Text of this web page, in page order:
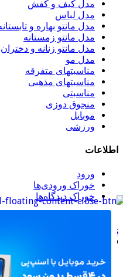
مدل کیف و کفش
مدل لباس
مدل مانتو بهاره و تابستانه
مدل مانتو زمستانه
مدل مانتو زنانه و دختران
مدل مو
مناسبتهای متفرقه
مناسبتهای مذهبی
مناسبتی
منجوق دوزی
موبایل
ورزشی
ورود
خوراک ورودی‌ها
خوراک دیدگاه‌ها
وردپرس
© Copyright 2026, All